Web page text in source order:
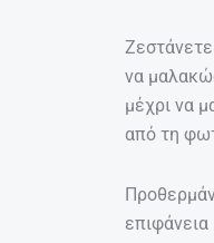
να
μέχρι να
από τη